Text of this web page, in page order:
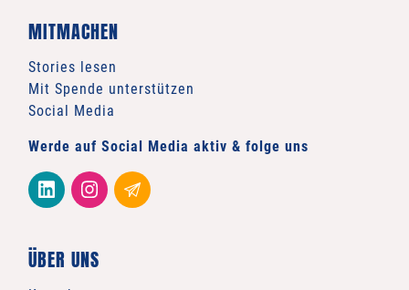
MITMACHEN
Stories lesen
Mit Spende unterstützen
Social Media
Werde auf Social Media aktiv & folge uns
ÜBER UNS